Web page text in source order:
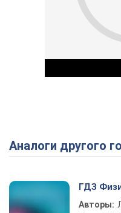
Аналоги другого
ГДЗ
Авторы: